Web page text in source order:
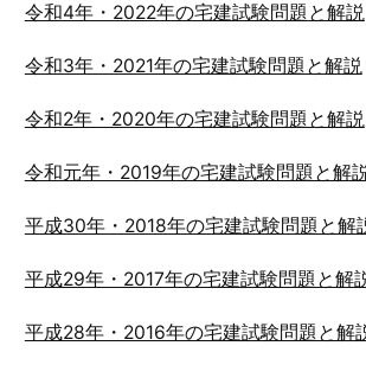
令和4年・2022年の宅建試験問題と解説
令和3年・2021年の宅建試験問題と解説
令和2年・2020年の宅建試験問題と解説
令和元年・2019年の宅建試験問題と解
平成30年・2018年の宅建試験問題と解
平成29年・2017年の宅建試験問題と解
平成28年・2016年の宅建試験問題と解